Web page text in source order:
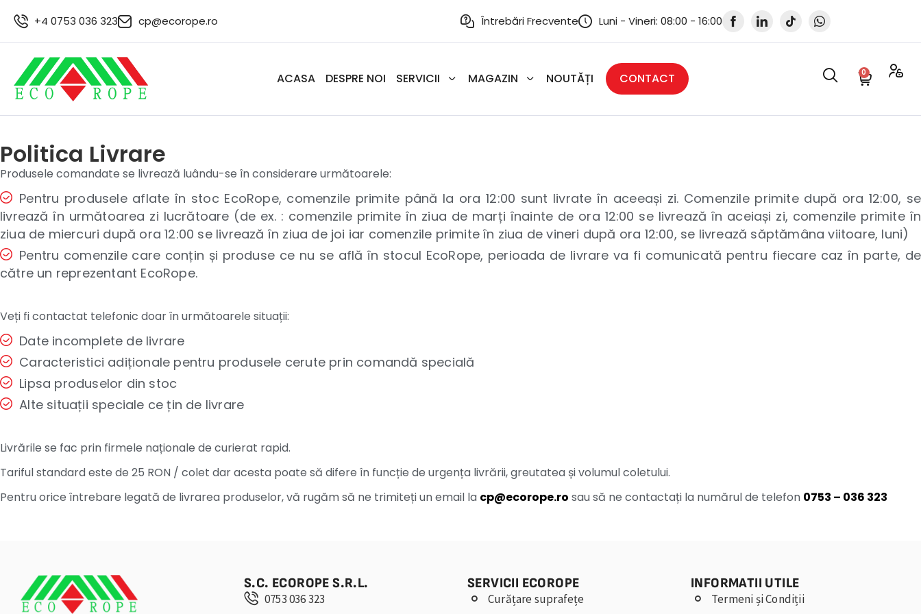
+4 0753 036 323 cp@ecorope.ro Întrebări Frecvente Luni - Vineri: 08:00 - 16:00
ACASA DESPRE NOI SERVICII MAGAZIN NOUTĂȚI CONTACT 0
Politica Livrare
Produsele comandate se livrează luându-se în considerare următoarele:
Pentru produsele aflate în stoc EcoRope, comenzile primite până la ora 12:00 sunt livrate în aceeași zi. Comenzile primite după ora 12:00, se
livrează în următoarea zi lucrătoare (de ex. : comenzile primite în ziua de marți înainte de ora 12:00 se livrează în aceiași zi, comenzile primite în
ziua de miercuri după ora 12:00 se livrează în ziua de joi iar comenzile primite în ziua de vineri după ora 12:00, se livrează săptămâna viitoare, luni)
Pentru comenzile care conțin și produse ce nu se află în stocul EcoRope, perioada de livrare va fi comunicată pentru fiecare caz în parte, de
către un reprezentant EcoRope.
Veți fi contactat telefonic doar în următoarele situații:
Date incomplete de livrare
Caracteristici adiționale pentru produsele cerute prin comandă specială
Lipsa produselor din stoc
Alte situații speciale ce țin de livrare
Livrările se fac prin firmele naționale de curierat rapid.
Tariful standard este de 25 RON / colet dar acesta poate să difere în funcție de urgența livrării, greutatea și volumul coletului.
Pentru orice întrebare legată de livrarea produselor, vă rugăm să ne trimiteți un email la cp@ecorope.ro sau să ne contactați la numărul de telefon 0753 – 036 323
S.C. ECOROPE S.R.L.
0753 036 323
SERVICII ECOROPE
Curățare suprafețe
INFORMATII UTILE
Termeni și Condiții